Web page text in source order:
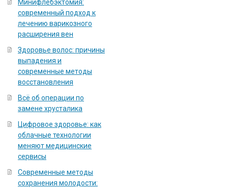
Минифлебэктомия:
современный подход к
лечению варикозного
расширения вен
Здоровье волос: причины
выпадения и
современные методы
восстановления
Всё об операции по
замене хрусталика
Цифровое здоровье: как
облачные технологии
меняют медицинские
сервисы
Современные методы
сохранения молодости: